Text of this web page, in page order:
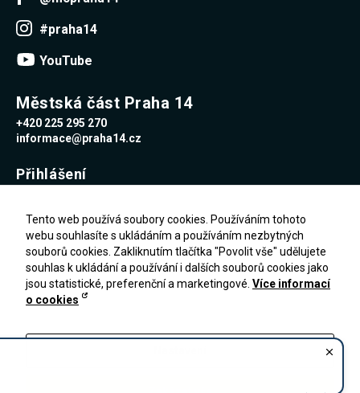
#praha14
YouTube
Městská část Praha 14
+420 225 295 270
informace@praha14.cz
Přihlášení
Heslo
Tento web používá soubory cookies. Používáním tohoto
webu souhlasíte s ukládáním a používáním nezbytných
souborů cookies. Zakliknutím tlačítka "Povolit vše" udělujete
souhlas k ukládání a používání i dalších souborů cookies jako
jsou statistické, preferenční a marketingové. Více informací
o cookies